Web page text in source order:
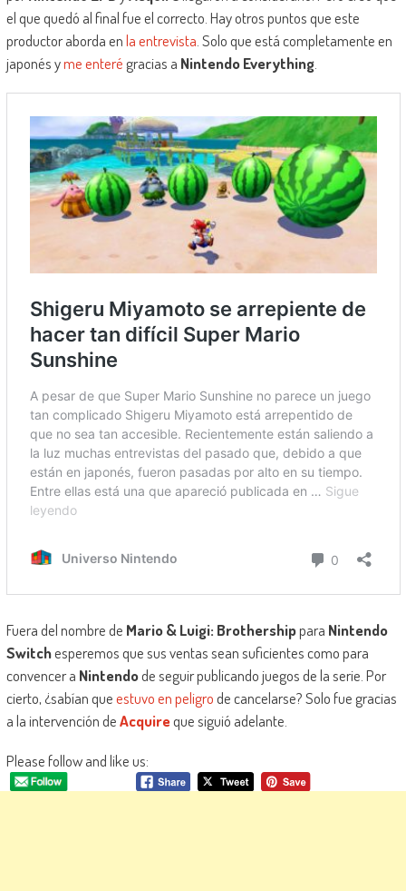
el que quedó al final fue el correcto. Hay otros puntos que este
productor aborda enla entrevista . Solo que está completamente en
japonés yme enteré gracias a Nintendo Everything.
Fuera del nombre de Mario & Luigi: Brothershippara Nintendo
Switchesperemos que sus ventas sean suficientes como para
convencer a Nintendode seguir publicando juegos de la serie. Por
cierto, ¿sabían queestuvo en peligrode cancelarse? Solo fue gracias
a la intervención deAcquireque siguió adelante.
Please follow and like us: